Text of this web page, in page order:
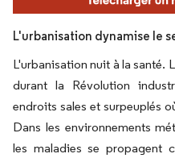
L'urbanisation dynamise le
L'urbanisation nuit à la santé.
durant la Révolution
endroits sales et surpeuplés
Dans les environnements
les maladies se propagent